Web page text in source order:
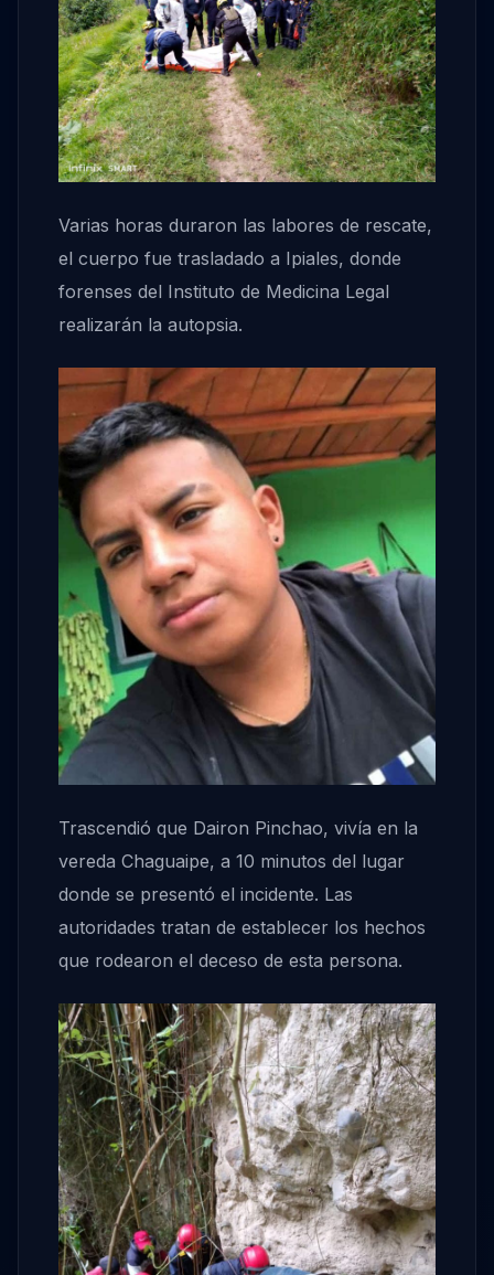
Varias horas duraron las labores de rescate,
el cuerpo fue trasladado a Ipiales, donde
forenses del Instituto de Medicina Legal
realizarán la autopsia.
Trascendió que Dairon Pinchao, vivía en la
vereda Chaguaipe, a 10 minutos del lugar
donde se presentó el incidente. Las
autoridades tratan de establecer los hechos
que rodearon el deceso de esta persona.